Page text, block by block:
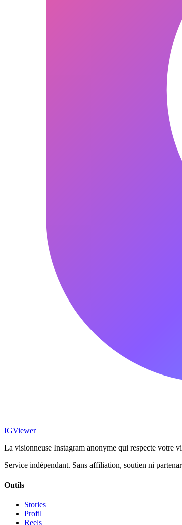
IGViewer
La visionneuse Instagram anonyme qui respecte votre
Service indépendant. Sans affiliation, soutien ni
Outils
Stories
Profil
Reels